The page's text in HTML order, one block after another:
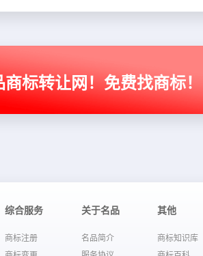
标转让网！免费找商标！
综合服务
商标注册
关于名品
名品简介
其他
商标知识库